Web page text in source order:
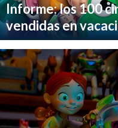
Informe: los 100
vendidas en